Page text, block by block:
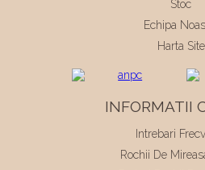
Stoc
Echipa
Harta Site
INFORMATII
Intrebari
Rochii De